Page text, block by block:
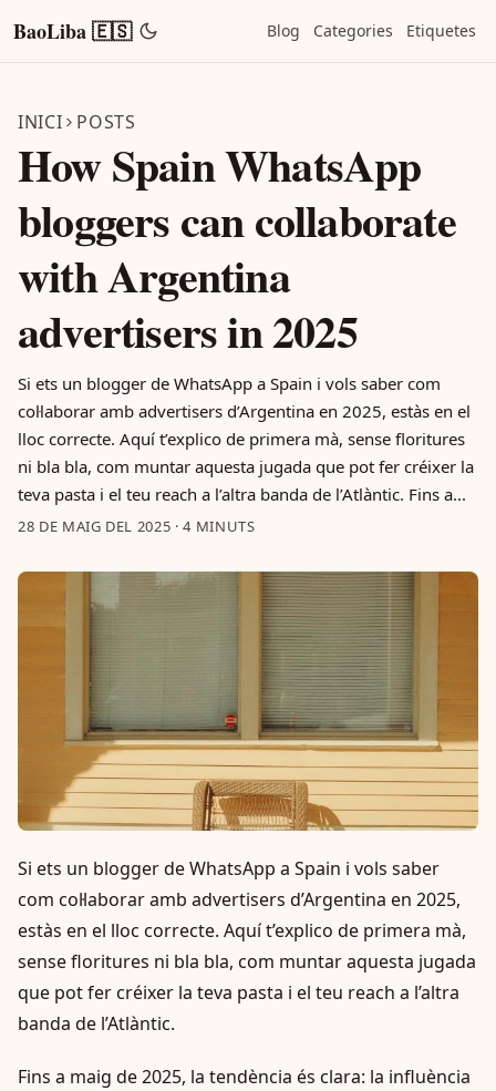
BaoLiba 🇪🇸 Blog Categories Etiquetes
INICI POSTS
How Spain WhatsApp
bloggers can collaborate
with Argentina
advertisers in 2025
Si ets un blogger de WhatsApp a Spain i vols saber com
col·laborar amb advertisers d’Argentina en 2025, estàs en el
lloc correcte. Aquí t’explico de primera mà, sense floritures
ni bla bla, com muntar aquesta jugada que pot fer créixer la
teva pasta i el teu reach a l’altra banda de l’Atlàntic. Fins a...
28 DE MAIG DEL 2025 ·4 MINUTS
Si ets un blogger de WhatsApp a Spain i vols saber
com col·laborar amb advertisers d’Argentina en 2025,
estàs en el lloc correcte. Aquí t’explico de primera mà,
sense floritures ni bla bla, com muntar aquesta jugada
que pot fer créixer la teva pasta i el teu reach a l’altra
banda de l’Atlàntic.
Fins a maig de 2025, la tendència és clara: la influència